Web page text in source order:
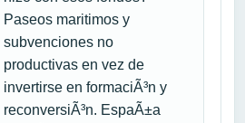
Paseos maritimos y
subvenciones no
productivas en vez de
invertirse en formaciÃ³n y
reconversiÃ³n. EspaÃ±a